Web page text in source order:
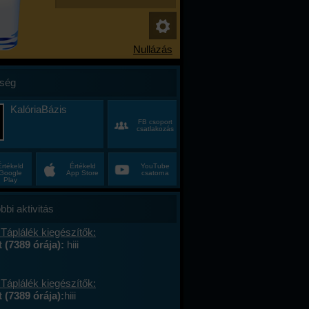
KalóriaBázis
FB csoport
csatlakozás
Play
Értékeld
App Store
YouTube
csatorna
aktivitás
kiegészítők:
(7389 órája): hiii
kiegészítők:
(7389 órája):hiii